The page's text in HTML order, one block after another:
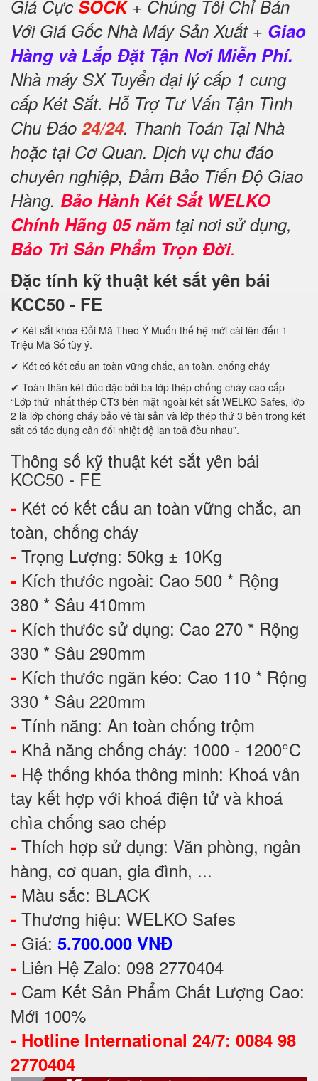
Giá Cực SOCK+ Chúng Tôi Chỉ Bán
Với Giá Gốc Nhà Máy Sản Xuất + Giao
Hàng và Lắp Đặt Tận Nơi Miễn Phí.
Nhà máy SX Tuyển đại lý cấp 1 cung
cấp Két Sắt. Hỗ Trợ Tư Vấn Tận Tình
Chu Đáo 24/24. Thanh Toán Tại Nhà
hoặc tại Cơ Quan. Dịch vụ chu đáo
chuyên nghiệp, Đảm Bảo Tiến Độ Giao
Hàng. Bảo Hành Két Sắt WELKO
Chính Hãng 05 năm tại nơi sử dụng,
Bảo Trì Sản Phẩm Trọn Đời.
Đặc tính kỹ thuật két sắt yên bái
KCC50 - FE
✔ Két sắt khóa Đổi Mã Theo Ý Muốn thế hệ mới cài lên đến 1
Triệu Mã Số tùy ý.
✔ Két có kết cấu an toàn vững chắc, an toàn, chống cháy
✔ Toàn thân két đúc đặc bởi ba lớp thép chống cháy cao cấp
“Lớp thứ nhất thép CT3 bên mặt ngoài két sắt WELKO Safes, lớp
2 là lớp chống cháy bảo vệ tài sản và lớp thép thứ 3 bên trong két
sắt có tác dụng cân đối nhiệt độ lan toả đều nhau”.
Thông số kỹ thuật két sắt yên bái
KCC50 - FE
- Két có kết cấu an toàn vững chắc, an
toàn, chống cháy
- Trọng Lượng: 50kg ± 10Kg
- Kích thước ngoài: Cao 500 * Rộng
380 * Sâu 410mm
- Kích thước sử dụng: Cao 270 * Rộng
330 * Sâu 290mm
- Kích thước ngăn kéo: Cao 110 * Rộng
330 * Sâu 220mm
- Tính năng: An toàn chống trộm
- Khả năng chống cháy: 1000 - 1200°C
- Hệ thống khóa thông minh: Khoá vân
tay kết hợp với khoá điện tử và khoá
chìa chống sao chép
- Thích hợp sử dụng: Văn phòng, ngân
hàng, cơ quan, gia đình, ...
- Màu sắc: BLACK
- Thương hiệu: WELKO Safes
- Giá: 5.700.000 VNĐ
- Liên Hệ Zalo: 098 2770404
- Cam Kết Sản Phẩm Chất Lượng Cao:
Mới 100%
- Hotline International 24/7: 0084 98
2770404